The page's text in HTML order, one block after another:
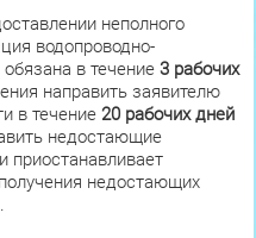
неполного
водопроводно-
в течение 3 рабочих
направить заявителю
в течение 20 рабочих дней
недостающие
приостанавливает
недостающих